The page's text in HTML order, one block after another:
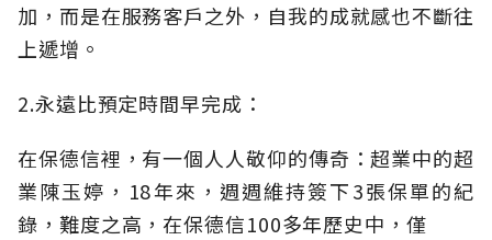
加，而是在服務客戶之外，自我的成就感也不斷往
上遞增。
2.永遠比預定時間早完成：
在保德信裡，有一個人人敬仰的傳奇：超業中的超
業陳玉婷，18年來，週週維持簽下3張保單的紀
錄，難度之高，在保德信100多年歷史中，僅